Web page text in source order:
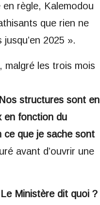
règle, Kalemodou
que rien ne
2025 ».
malgré les trois mois
structures sont en
en fonction du
ce que je sache sont
avant d’ouvrir une
Ministère dit quoi ?